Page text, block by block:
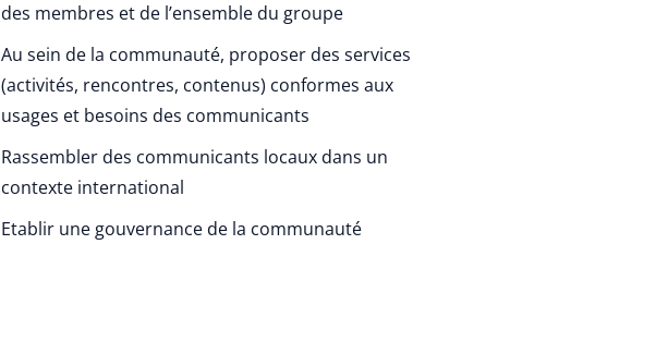
des membres et de l’ensemble du groupe
Au sein de la communauté, proposer des services
(activités, rencontres, contenus) conformes aux
usages et besoins des communicants
Rassembler des communicants locaux dans un
contexte international
Etablir une gouvernance de la communauté